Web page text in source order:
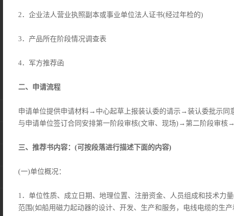
2．企业法人营业执照副本或事业单位法人证书(经过年检的)
3．产品所在阶段情况调查表
4．军方推荐函
二、申请流程
申请单位提供申请材料→中心起草上报装认委的请示→装认委批示
与申请单位签订合同安排第一阶段审核(文审、现场)→第二阶段审
三、推荐书内容：(可按段落进行描述下面的内容)
(一)单位概况：
1．单位性质、成立日期、地理位置、注册资金、人员组成和技术力
范围(如船用磁力起动器的设计、开发、生产和服务，电线电缆的生产